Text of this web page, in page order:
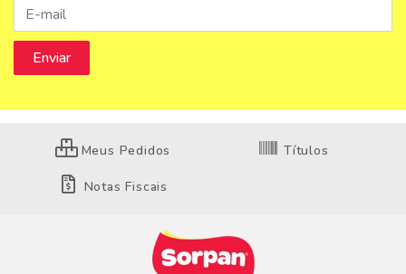
Meus Pedidos Títulos
Notas Fiscais